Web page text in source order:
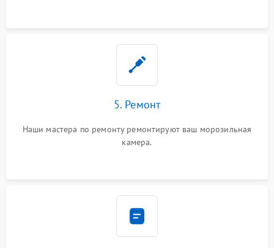
5. Ремонт
Наши мастера по ремонту ремонтируют ваш морозильная
камера.